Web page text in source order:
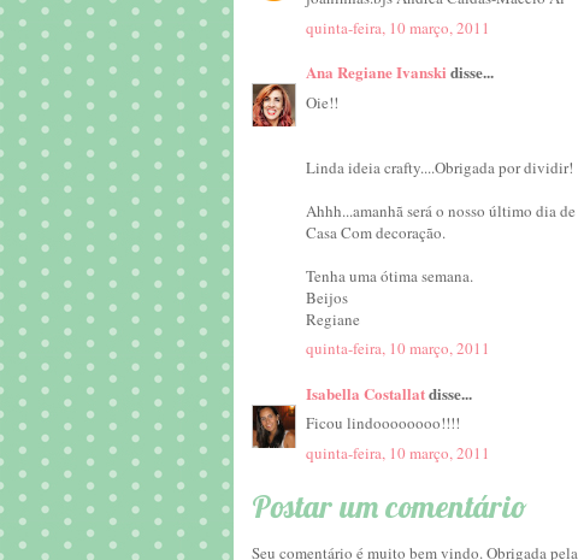
quinta-feira, 10 março, 2011
Ana Regiane Ivanski disse...
Oie!!
Linda ideia crafty....Obrigada por dividir!
Ahhh...amanhã será o nosso último dia
Casa Com decoração.
Tenha uma ótima semana.
Beijos
Regiane
quinta-feira, 10 março, 2011
Isabella Costallatdisse...
Ficou lindoooooooo!!!!
quinta-feira, 10 março, 2011
Postar um comentário
Seu comentário é muito bem vindo. Obrigada